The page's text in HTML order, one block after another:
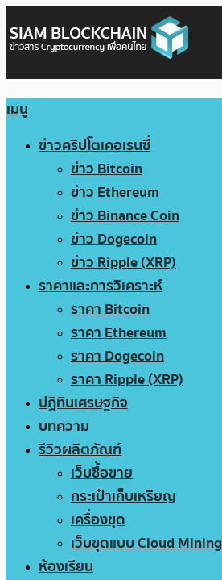
เมนู
ข่าวคริปโตเคอเรนซี่
ข่าว Bitcoin
ข่าว Ethereum
ข่าว Binance Coin
ข่าว Dogecoin
ข่าว Ripple (XRP)
ราคาและการวิเคราะห์
ราคา Bitcoin
ราคา Ethereum
ราคา Dogecoin
ราคา Ripple (XRP)
ปฏิทินเศรษฐกิจ
บทความ
รีวิวผลิตภัณฑ์
เว็บซื้อขาย
กระเป๋าเก็บเหรียญ
เครื่องขุด
เว็บขุดแบบ Cloud Mining
ห้องเรียน